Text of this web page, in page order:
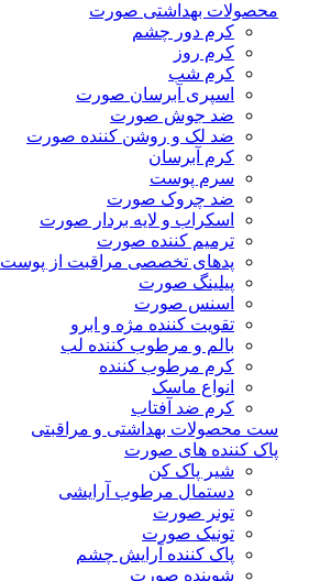
محصولات بهداشتی صورت
کرم دور چشم
کرم روز
کرم شب
اسپری آبرسان صورت
ضد جوش صورت
ضد لک و روشن کننده صورت
کرم آبرسان
سرم پوست
ضد چروک صورت
اسکراب و لایه بردار صورت
ترمیم کننده صورت
پدهای تخصصی مراقبت از پوست
پیلینگ صورت
اسنس صورت
تقویت کننده مژه و ابرو
بالم و مرطوب کننده لب
کرم مرطوب کننده
انواع ماسک
کرم ضد آفتاب
ست محصولات بهداشتی و مراقبتی
پاک کننده های صورت
شیر پاک کن
دستمال مرطوب آرایشی
تونر صورت
تونیک صورت
پاک کننده آرایش چشم
شوینده صورت